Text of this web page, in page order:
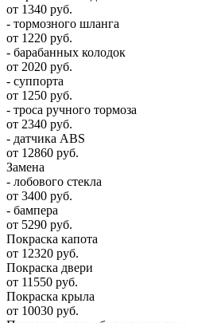
от 1340 руб.
- тормозного шланга
от 1220 руб.
- барабанных колодок
от 2020 руб.
- суппорта
от 1250 руб.
- троса ручного тормоза
от 2340 руб.
- датчика ABS
от 12860 руб.
Замена
- лобового стекла
от 3400 руб.
- бампера
от 5290 руб.
Покраска капота
от 12320 руб.
Покраска двери
от 11550 руб.
Покраска крыла
от 10030 руб.